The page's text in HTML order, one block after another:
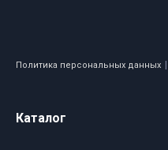
Политика персональных данных
Каталог